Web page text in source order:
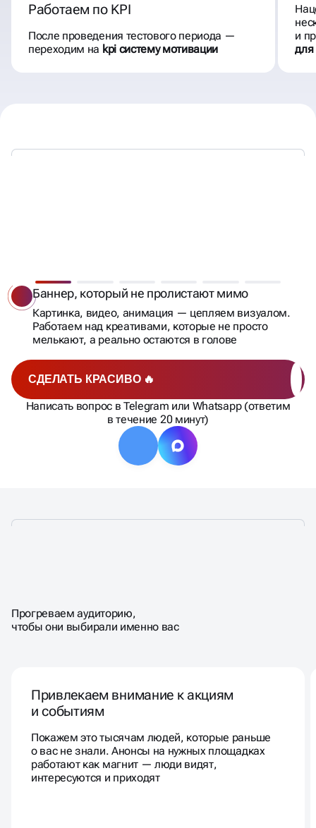
Работаем по KPI
После проведения тестового периода —
переходим на kpi систему мотивации
и
для
СДЕЛАТЬ КРАСИВО 🔥
Написать вопрос в Telegram или Whatsapp (ответим
в течение 20 минут)
Баннер, который не пролистают мимо
Картинка, видео, анимация — цепляем визуалом.
Работаем над креативами, которые не просто
мелькают, а реально остаются в голове
СОЗДАЁМ УЗНАВАЕМОСТЬ,
КОТОРАЯРАБОТАЕТ НА ВАС
Прогреваем аудиторию,
чтобы они выбирали именно вас
Привлекаем внимание к акциям
и событиям
Покажем это тысячам людей, которые раньше
о вас не знали. Анонсы на нужных площадках
работают как магнит — люди видят,
интересуются и приходят